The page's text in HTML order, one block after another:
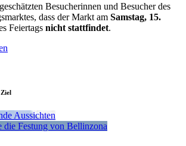
Besucherinnen und Besucher des
dass der Markt am Samstag, 15.
Feiertags nicht stattfindet.
Ziel
Aussichten
die Festung von Bellinzona